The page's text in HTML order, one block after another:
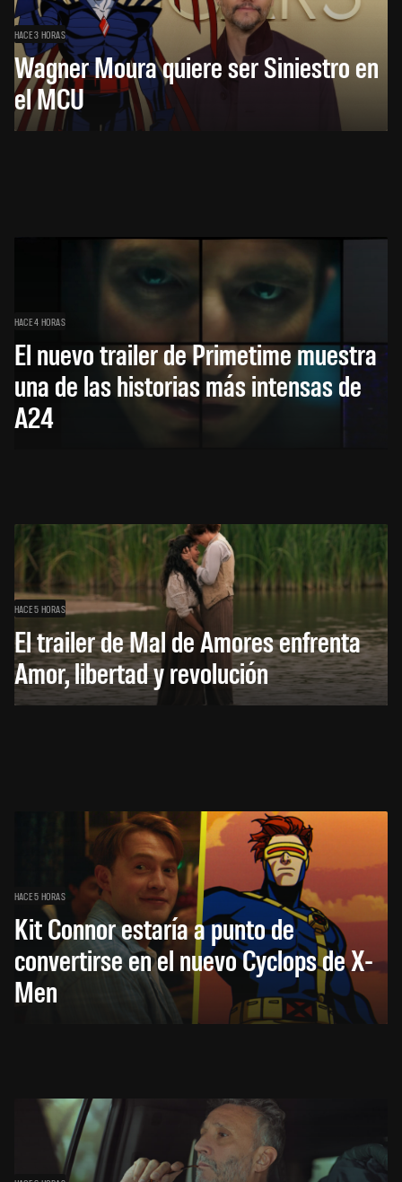
HACE 3 HORAS
Wagner Moura quiere ser Siniestro en
el MCU
HACE 4 HORAS
El nuevo trailer de Primetime muestra
una de las historias más intensas de
A24
HACE 5 HORAS
El trailer de Mal de Amores enfrenta
Amor, libertad y revolución
HACE 5 HORAS
Kit Connor estaría a punto de
convertirse en el nuevo Cyclops de X-
Men